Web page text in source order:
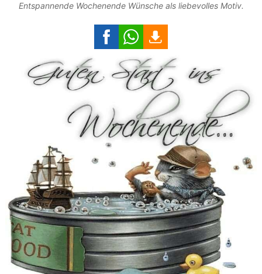
Entspannende Wochenende Wünsche als liebevolles Motiv.